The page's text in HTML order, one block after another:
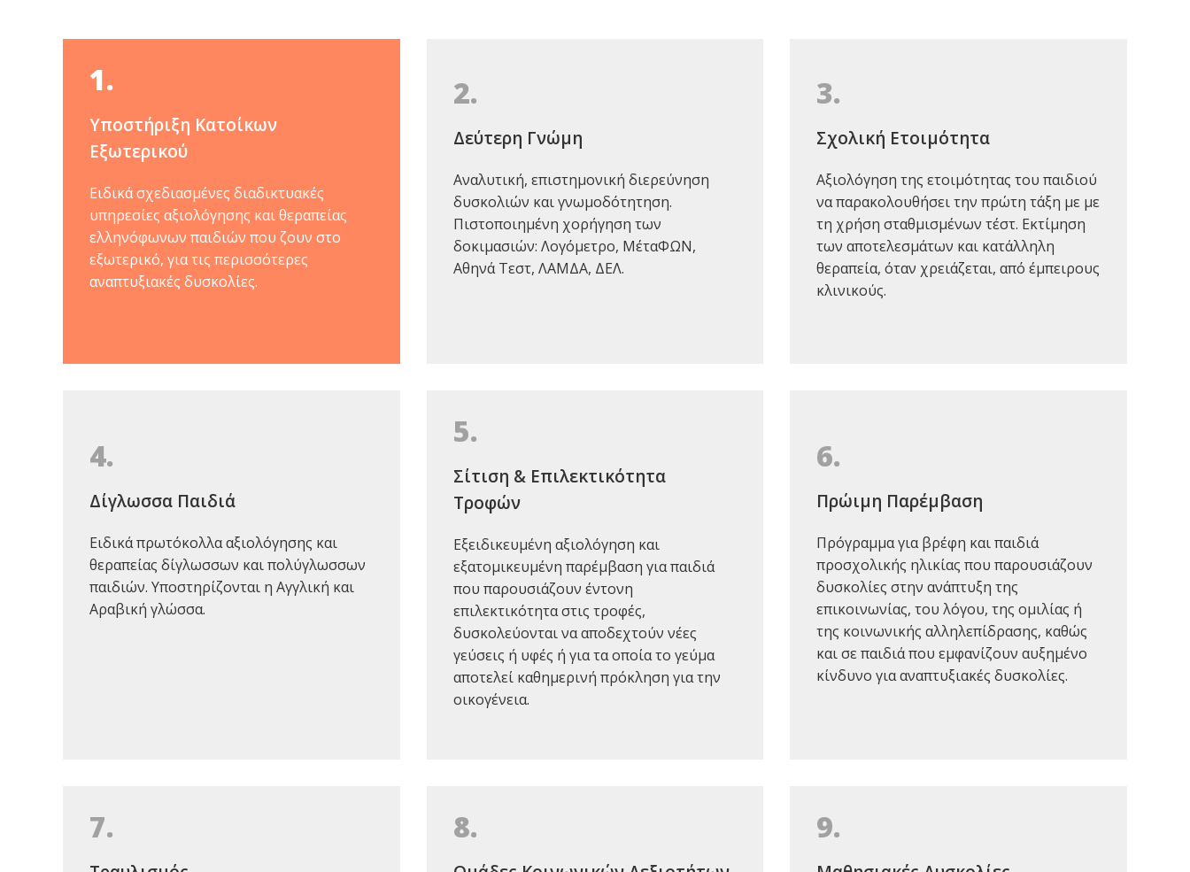
1.
Υποστήριξη Κατοίκων
Εξωτερικού
Ειδικά σχεδιασμένες διαδικτυακές
υπηρεσίες αξιολόγησης και θεραπείας
ελληνόφωνων παιδιών που ζουν στο
εξωτερικό, για τις περισσότερες
αναπτυξιακές δυσκολίες.
2.
Δεύτερη Γνώμη
Αναλυτική, επιστημονική διερεύνηση
δυσκολιών και γνωμοδότητηση.
Πιστοποιημένη χορήγηση των
δοκιμασιών: Λογόμετρο, ΜέταΦΩΝ,
Αθηνά Τεστ, ΛΑΜΔΑ, ΔΕΛ.
3.
Σχολική Ετοιμότητα
Αξιολόγηση της ετοιμότητας του παιδιού
να παρακολουθήσει την πρώτη τάξη με με
τη χρήση σταθμισμένων τέστ. Εκτίμηση
των αποτελεσμάτων και κατάλληλη
θεραπεία, όταν χρειάζεται, από έμπειρους
κλινικούς.
4.
Δίγλωσσα Παιδιά
Ειδικά πρωτόκολλα αξιολόγησης και
θεραπείας δίγλωσσων και πολύγλωσσων
παιδιών. Υποστηρίζονται η Αγγλική και
Αραβική γλώσσα.
5.
Σίτιση & Επιλεκτικότητα
Τροφών
Εξειδικευμένη αξιολόγηση και
εξατομικευμένη παρέμβαση για παιδιά
που παρουσιάζουν έντονη
επιλεκτικότητα στις τροφές,
δυσκολεύονται να αποδεχτούν νέες
γεύσεις ή υφές ή για τα οποία το γεύμα
αποτελεί καθημερινή πρόκληση για την
οικογένεια.
6.
Πρώιμη Παρέμβαση
Πρόγραμμα για βρέφη και παιδιά
προσχολικής ηλικίας που παρουσιάζουν
δυσκολίες στην ανάπτυξη της
επικοινωνίας, του λόγου, της ομιλίας ή
της κοινωνικής αλληλεπίδρασης, καθώς
και σε παιδιά που εμφανίζουν αυξημένο
κίνδυνο για αναπτυξιακές δυσκολίες.
7. 8. 9.